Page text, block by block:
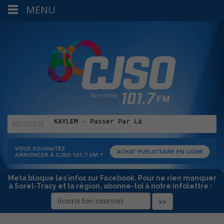
MUSIQUE
:
Meta bloque les infos sur Facebook. Pour ne rien manquer
à Sorel-Tracy et la région, abonne-toi à notre infolettre :
MENU